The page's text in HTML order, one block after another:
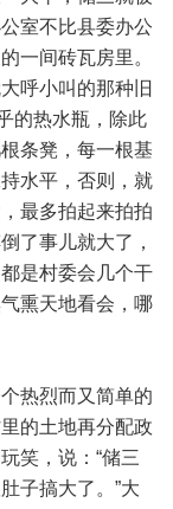
室不比县委办公
一间砖瓦房里。
呼小叫的那种旧
的热水瓶，除此
条凳，每一根基
水平，否则，就
最多拍起来拍拍
了事儿就大了，
是村委会几个干
熏天地看会，哪
热烈而又简单的
的土地再分配政
笑，说：“储三
子搞大了。”大